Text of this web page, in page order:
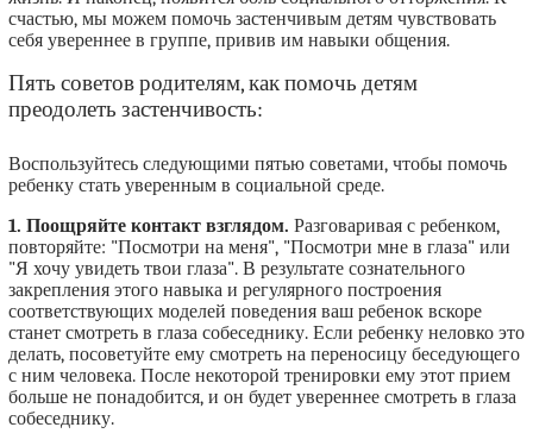
счастью, мы можем помочь застенчивым детям чувствовать
себя увереннее в группе, привив им навыки общения.
Пять советов родителям, как помочь детям
преодолеть застенчивость:
Воспользуйтесь следующими пятью советами, чтобы помочь
ребенку стать уверенным в социальной среде.
1. Поощряйте контакт взглядом. Разговаривая с ребенком,
повторяйте: "Посмотри на меня", "Посмотри мне в глаза" или
"Я хочу увидеть твои глаза". В результате сознательного
закрепления этого навыка и регулярного построения
соответствующих моделей поведения ваш ребенок вскоре
станет смотреть в глаза собеседнику. Если ребенку неловко это
делать, посоветуйте ему смотреть на переносицу беседующего
с ним человека. После некоторой тренировки ему этот прием
больше не понадобится, и он будет увереннее смотреть в глаза
собеседнику.